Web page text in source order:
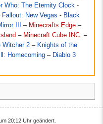
Who: The Eternity Clock-
Fallout: New Vegas - Black
III – Minecrafts Edge –
– Minecraft Cube INC. –
Witcher 2– Knights of the
Homecoming – Diablo 3
20:12 Uhr geändert.